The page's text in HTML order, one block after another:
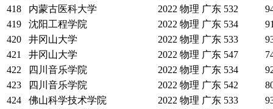
418
内蒙古医科大学 2022 物理 广东 532
419
沈阳工程学院 2022 物理 广东 534
420
井冈山大学 2022 物理 广东 533
421
井冈山大学 2022 物理 广东 547
422
四川音乐学院 2022 物理 广东 534
423
四川音乐学院 2022 物理 广东 542
424
佛山科学技术学院 2022 物理 广东 533